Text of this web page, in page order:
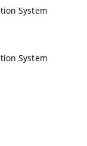
System
System